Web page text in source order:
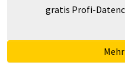
gratis Profi-